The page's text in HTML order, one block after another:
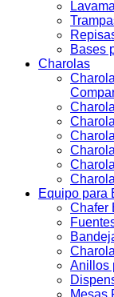
Bases
Charolas
Equipo para
Chafer
Anillos
Mesas